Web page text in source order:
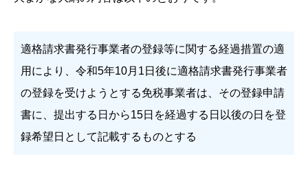
適格請求書発行事業者の登録等に関する経過措置の適
用により、令和5年10月1日後に適格請求書発行事業者
の登録を受けようとする免税事業者は、その登録申請
書に、提出する日から15日を経過する日以後の日を登
録希望日として記載するものとする